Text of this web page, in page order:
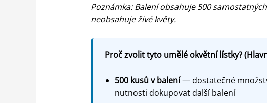
Poznámka: Balení obsahuje 500
neobsahuje živé květy.
Proč zvolit tyto umělé okvětní lístky?
500 kusů v balení— dostatečné
nutnosti dokupovat další balení